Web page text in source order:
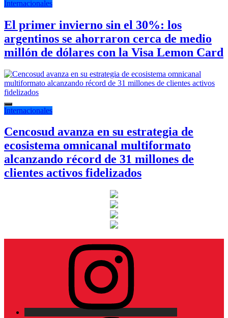
Internacionales
El primer invierno sin el 30%: los
argentinos se ahorraron cerca de medio
millón de dólares con la Visa Lemon Card
Internacionales
Cencosud avanza en su estrategia de
ecosistema omnicanal multiformato
alcanzando récord de 31 millones de
clientes activos fidelizados